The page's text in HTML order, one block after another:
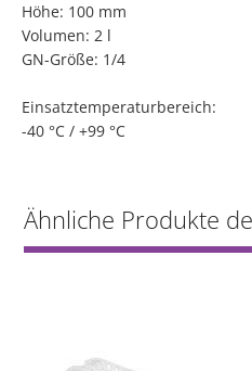
Höhe: 100 mm
Volumen: 2 l
GN-Größe: 1/4
Einsatztemperaturbereich:
-40 °C / +99 °C
Ähnliche Produkte